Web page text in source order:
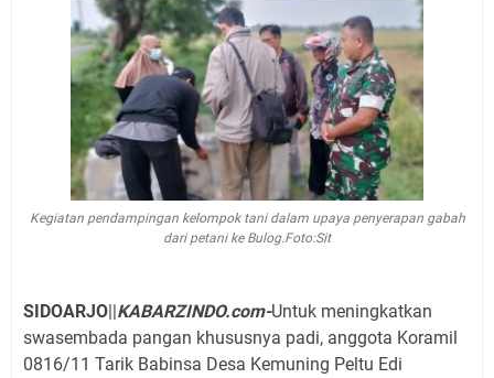
Kegiatan pendampingan kelompok tani dalam upaya penyerapan gabah
dari petani ke Bulog.Foto:Sit
SIDOARJO||KABARZINDO.com-Untuk meningkatkan
swasembada pangan khususnya padi, anggota Koramil
0816/11 Tarik Babinsa Desa Kemuning Peltu Edi